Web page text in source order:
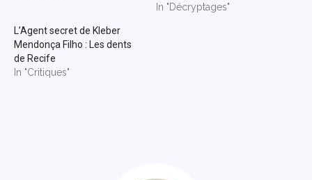
In "Décryptages"
L’Agent secret de Kleber
Mendonça Filho : Les dents
de Recife
In "Critiques"